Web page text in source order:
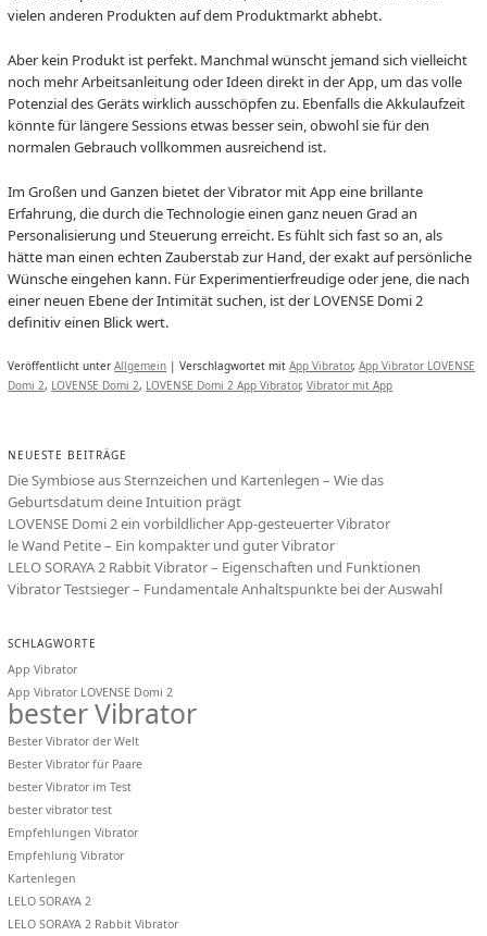
vielen anderen Produkten auf dem Produktmarkt abhebt.
Aber kein Produkt ist perfekt. Manchmal wünscht jemand sich vielleicht
noch mehr Arbeitsanleitung oder Ideen direkt in der App, um das volle
Potenzial des Geräts wirklich ausschöpfen zu. Ebenfalls die Akkulaufzeit
könnte für längere Sessions etwas besser sein, obwohl sie für den
normalen Gebrauch vollkommen ausreichend ist.
Im Großen und Ganzen bietet der Vibrator mit App eine brillante
Erfahrung, die durch die Technologie einen ganz neuen Grad an
Personalisierung und Steuerung erreicht. Es fühlt sich fast so an, als
hätte man einen echten Zauberstab zur Hand, der exakt auf persönliche
Wünsche eingehen kann. Für Experimentierfreudige oder jene, die nach
einer neuen Ebene der Intimität suchen, ist der LOVENSE Domi 2
definitiv einen Blick wert.
Veröffentlicht unter Allgemein |Verschlagwortet mit App Vibrator,App Vibrator LOVENSE
Domi 2, LOVENSE Domi 2, LOVENSE Domi 2 App Vibrator,Vibrator mit App
NEUESTE BEITRÄGE
Die Symbiose aus Sternzeichen und Kartenlegen – Wie das
Geburtsdatum deine Intuition prägt
LOVENSE Domi 2 ein vorbildlicher App-gesteuerter Vibrator
le Wand Petite – Ein kompakter und guter Vibrator
LELO SORAYA 2 Rabbit Vibrator – Eigenschaften und Funktionen
Vibrator Testsieger – Fundamentale Anhaltspunkte bei der Auswahl
SCHLAGWORTE
App Vibrator
App Vibrator LOVENSE Domi 2
bester Vibrator
Bester Vibrator der Welt
Bester Vibrator für Paare
bester Vibrator im Test
bester vibrator test
Empfehlungen Vibrator
Empfehlung Vibrator
Kartenlegen
LELO SORAYA 2
LELO SORAYA 2 Rabbit Vibrator